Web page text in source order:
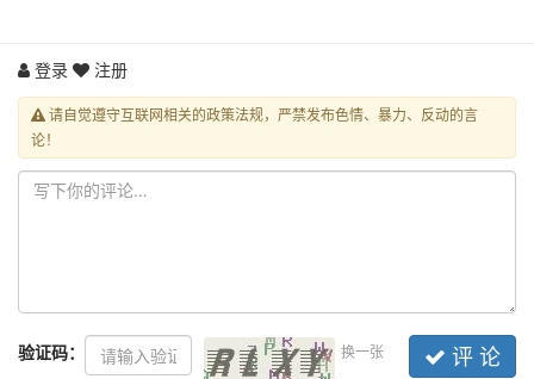
登录 注册
请自觉遵守互联网相关的政策法规，严禁发布色情、暴力、反动的言
论！
验证码： 换一张 评 论